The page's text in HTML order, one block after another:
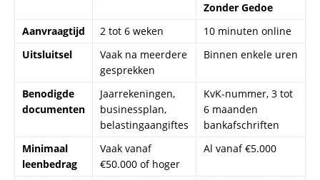
Zonder Gedoe
Aanvraagtijd
2 tot 6 weken
10 minuten online
Uitsluitsel
Vaak na meerdere
gesprekken
Binnen enkele uren
Benodigde
documenten
Jaarrekeningen,
businessplan,
belastingaangiftes
KvK-nummer, 3 tot
6 maanden
bankafschriften
Minimaal
leenbedrag
Vaak vanaf
€50.000 of hoger
Al vanaf €5.000